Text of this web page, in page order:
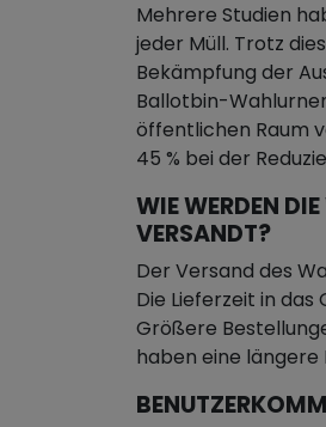
Mehrere Studien
jeder Müll. Trotz
Bekämpfung der
Ballotbin-
öffentlichen Raum
45 % bei der
WIE WERDEN
VERSANDT?
Der Versand des
Die Lieferzeit in
Größere
haben eine längere